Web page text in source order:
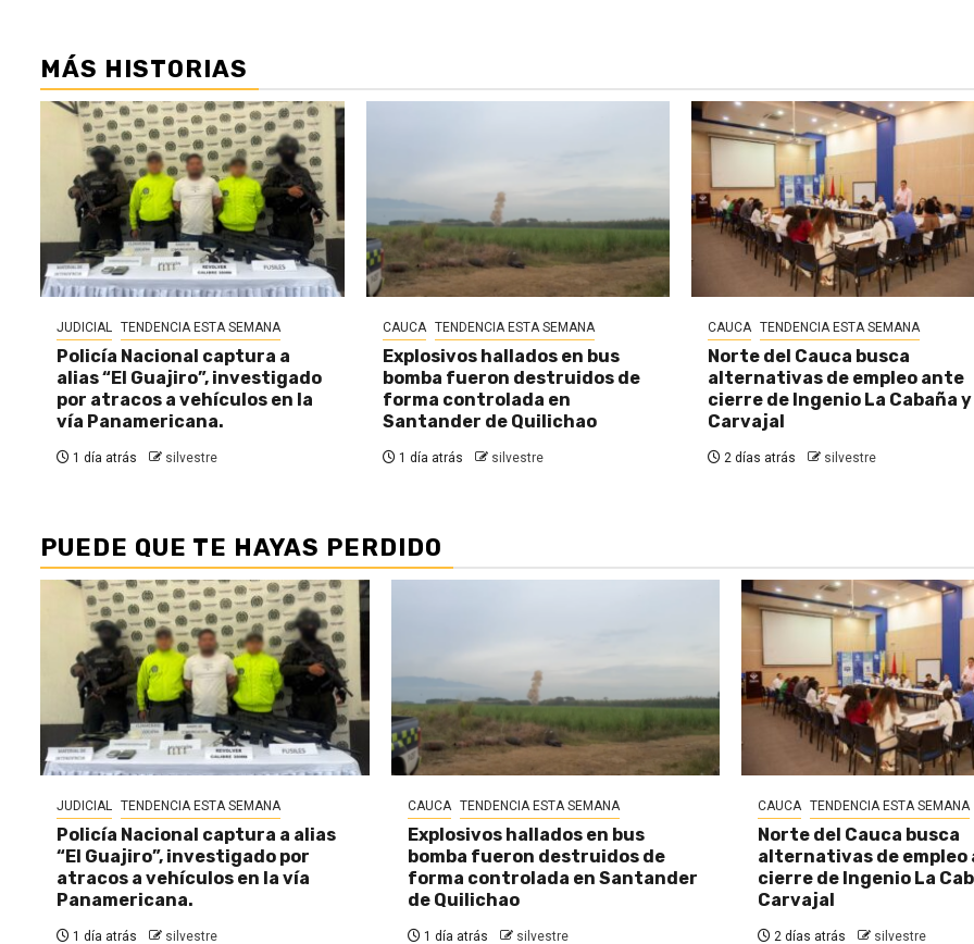
MÁS HISTORIAS
JUDICIAL TENDENCIA ESTA SEMANA
Policía Nacional captura a
alias “El Guajiro”, investigado
por atracos a vehículos en la
vía Panamericana.
1 día atrás silvestre
CAUCA TENDENCIA ESTA SEMANA
Explosivos hallados en bus
bomba fueron destruidos de
forma controlada en
Santander de Quilichao
1 día atrás silvestre
CAUCA TENDENCIA ESTA SEMANA
Norte del Cauca busca
alternativas de empleo ante
cierre de Ingenio La Cabaña y
Carvajal
2 días atrás silvestre
PUEDE QUE TE HAYAS PERDIDO
JUDICIAL TENDENCIA ESTA SEMANA
Policía Nacional captura a alias
“El Guajiro”, investigado por
atracos a vehículos en la vía
Panamericana.
1 día atrás silvestre
CAUCA TENDENCIA ESTA SEMANA
Explosivos hallados en bus
bomba fueron destruidos de
forma controlada en Santander
de Quilichao
1 día atrás silvestre
CAUCA TENDENCIA ESTA SEMANA
Norte del Cauca busca
alternativas de empleo
cierre de Ingenio La
Carvajal
2 días atrás silvestre